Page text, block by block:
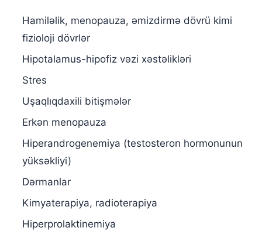
Hamiləlik, menopauza, əmizdirmə dövrü kimi
fizioloji dövrlər
Hipotalamus-hipofiz vəzi xəstəlikləri
Stres
Uşaqlıqdaxili bitişmələr
Erkən menopauza
Hiperandrogenemiya (testosteron hormonunun
yüksəkliyi)
Dərmanlar
Kimyaterapiya, radioterapiya
Hiperprolaktinemiya